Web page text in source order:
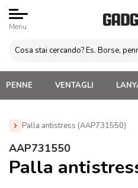
Menu
PENNE VENTAGLI
Palla antistress (AAP731550)
Home » Antistress Personalizzati
AAP731550
Palla